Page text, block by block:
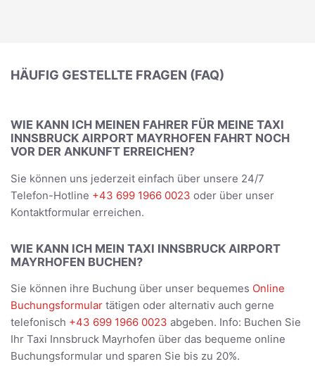
HÄUFIG GESTELLTE FRAGEN (FAQ)
WIE KANN ICH MEINEN FAHRER FÜR MEINE TAXI
INNSBRUCK AIRPORT MAYRHOFEN FAHRT NOCH
VOR DER ANKUNFT ERREICHEN?
Sie können uns jederzeit einfach über unsere 24/7
Telefon-Hotline +43 699 1966 0023 oder über unser
Kontaktformular erreichen.
WIE KANN ICH MEIN TAXI INNSBRUCK AIRPORT
MAYRHOFEN BUCHEN?
Sie können ihre Buchung über unser bequemes Online
Buchungsformular tätigen oder alternativ auch gerne
telefonisch +43 699 1966 0023 abgeben. Info: Buchen Sie
Ihr Taxi Innsbruck Mayrhofen über das bequeme online
Buchungsformular und sparen Sie bis zu 20%.